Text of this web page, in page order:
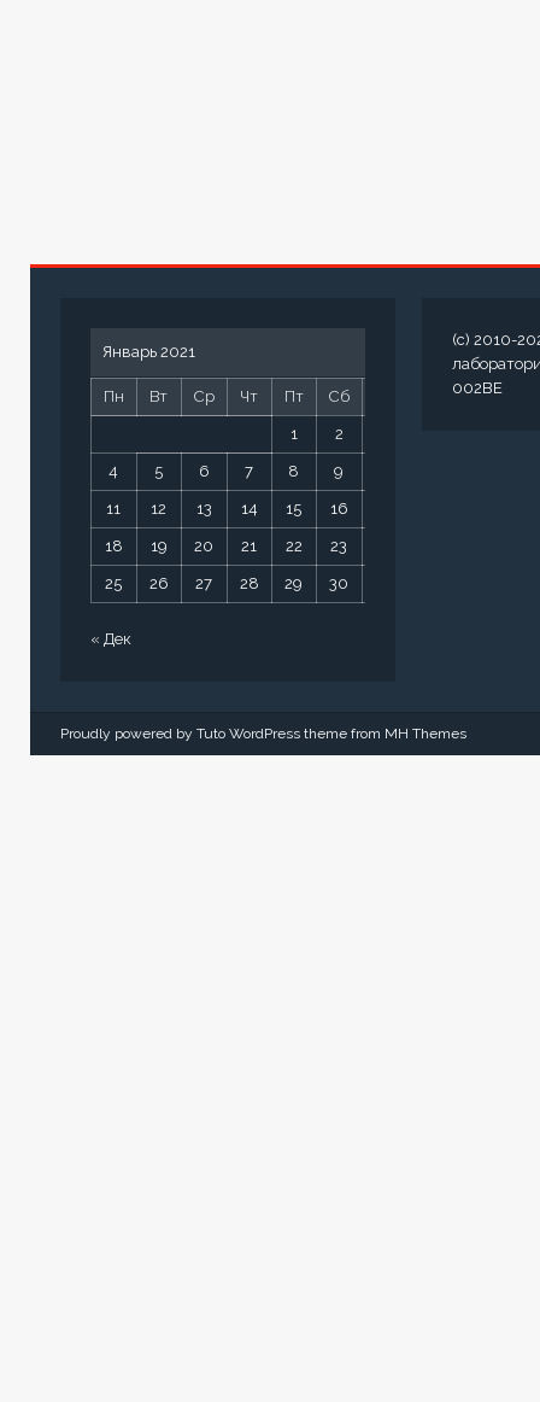
Январь 2021
Пн Вт Ср Чт Пт Сб
1 2
4 5 6 7 8 9
11 12 13 14 15 16
18 19 20 21 22 23
25 26 27 28 29 30
« Дек
(c) 2010-
002BE
Proudly powered by Tuto WordPress theme from MH Themes